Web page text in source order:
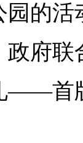
园的
府
——首